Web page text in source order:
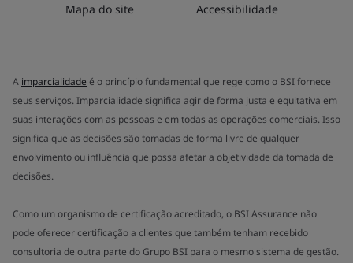
Mapa do site Accessibilidade
A imparcialidade é o princípio fundamental que rege como o BSI fornece
seus serviços. Imparcialidade significa agir de forma justa e equitativa em
suas interações com as pessoas e em todas as operações comerciais. Isso
significa que as decisões são tomadas de forma livre de qualquer
envolvimento ou influência que possa afetar a objetividade da tomada de
decisões.
Como um organismo de certificação acreditado, o BSI Assurance não
pode oferecer certificação a clientes que também tenham recebido
consultoria de outra parte do Grupo BSI para o mesmo sistema de gestão.